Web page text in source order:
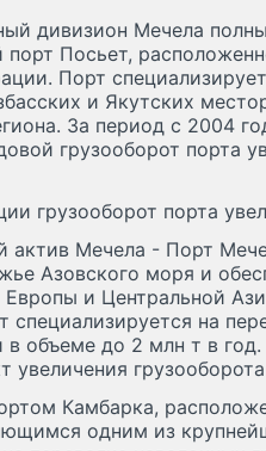
дивизион Мечела
Посьет,
Порт
и Якутских
За период с 2004
грузооборот порта
грузооборот порта
актив Мечела - Порт
Азовского моря и
Европы и Центральной
специализируется на
в объеме до 2 млн т в
увеличения
Камбарка,
одним из